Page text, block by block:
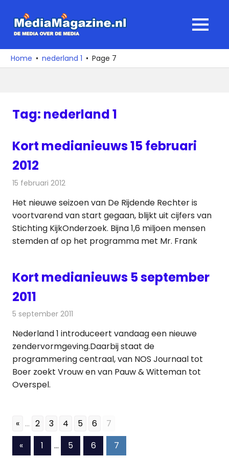
naar
media
over
MENU
Home nederland 1 Page 7
Tag: nederland 1
Kort medianieuws 15 februari
2012
15 februari 2012
Het nieuwe seizoen van De Rijdende Rechter is
voortvarend van start gegaan, blijkt uit cijfers van
Stichting KijkOnderzoek. Bijna 1,6 miljoen mensen
stemden af op het programma met Mr. Frank
Kort medianieuws 5 september
2011
5 september 2011
Nederland 1 introduceert vandaag een nieuwe
zendervormgeving.Daarbij staat de
programmering centraal, van NOS Journaal tot
Boer zoekt Vrouw en van Pauw & Witteman tot
Overspel.
« ... 2 3 4 5 6 7
Berichten
«Vorige1 … 5 6 7